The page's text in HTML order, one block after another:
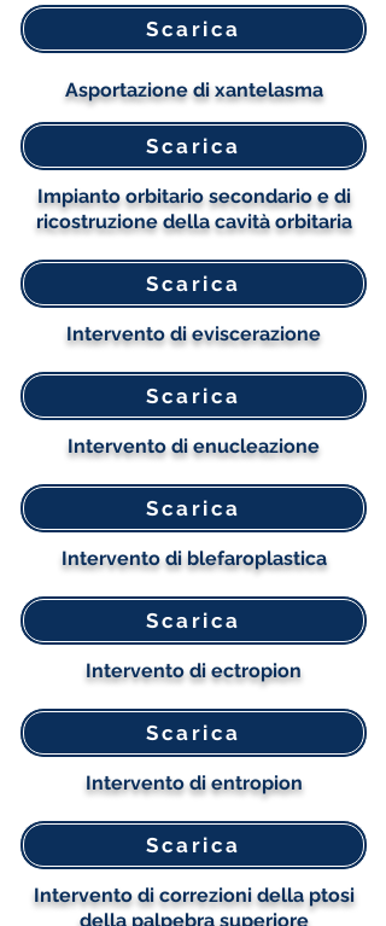
Scarica
Asportazione di xantelasma
Scarica
Impianto orbitario secondario e di
ricostruzione della cavità orbitaria
Scarica
Intervento di eviscerazione
Scarica
Intervento di enucleazione
Scarica
Intervento di blefaroplastica
Scarica
Intervento di ectropion
Scarica
Intervento di entropion
Scarica
Intervento di correzioni della ptosi
della palpebra superiore